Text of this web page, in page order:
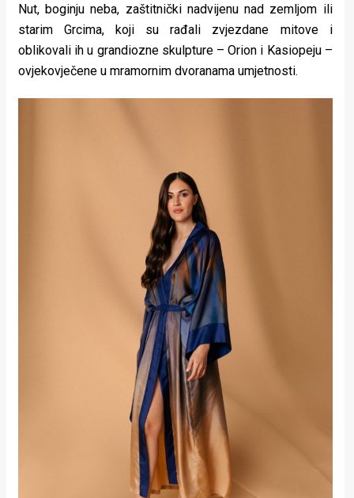
Nut, boginju neba, zaštitnički nadvijenu nad zemljom ili
starim Grcima, koji su rađali zvjezdane mitove i
oblikovali ih u grandiozne skulpture – Orion i Kasiopeju –
ovjekovječene u mramornim dvoranama umjetnosti.